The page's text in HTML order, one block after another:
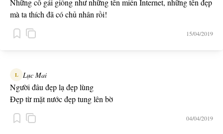
Những cô gái giống như những tên miền Internet, những tên đẹp
mà ta thích đã có chủ nhân rồi!
15/04/2019
L Lục Mai
Người đâu đẹp lạ đẹp lùng
Đẹp từ mặt nước đẹp tung lên bờ
04/04/2019